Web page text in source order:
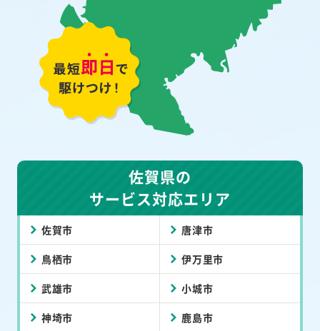
佐賀県の
サービス対応エリア
佐賀市 唐津市
鳥栖市 伊万里市
武雄市 小城市
神埼市 鹿島市